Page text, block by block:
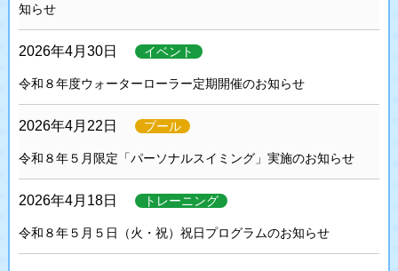
知らせ
2026年4月30日 イベント
令和８年度ウォーターローラー定期開催のお知らせ
2026年4月22日 プール
令和８年５月限定「パーソナルスイミング」実施のお知らせ
2026年4月18日 トレーニング
令和８年５月５日（火・祝）祝日プログラムのお知らせ